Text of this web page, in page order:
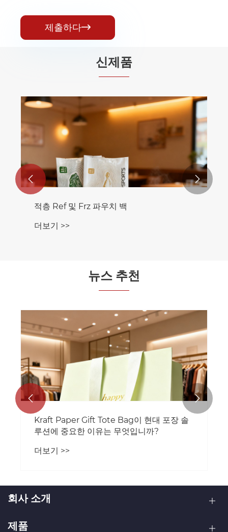
제출하다
신제품
적층 Ref 및 Frz 파우치 백
더보기 >>
 
뉴스 추천
Kraft Paper Gift Tote Bag이 현대 포장 솔
루션에 중요한 이유는 무엇입니까?
더보기 >>
 
회사 소개
제품